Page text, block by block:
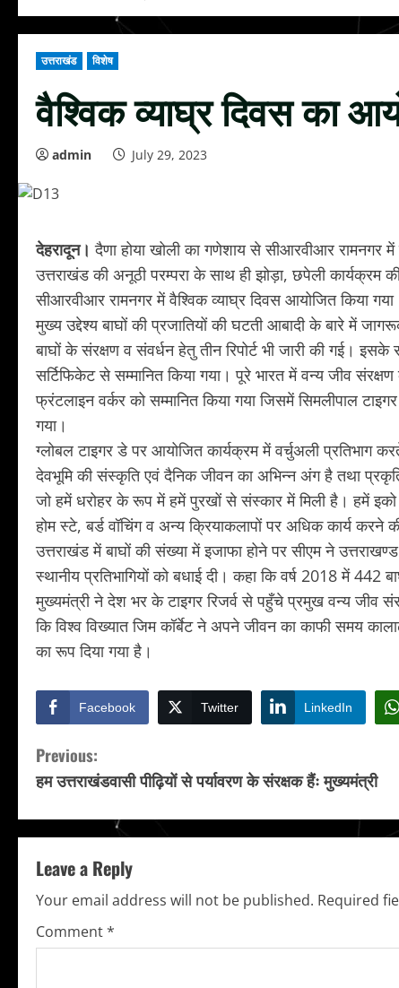
उत्तराखंड विशेष
वैश्विक व्याघ्र दिवस का
admin July 29, 2023
देहरादून। दैणा होया खोली का गणेशाय से सीआरवीआर
उत्तराखंड की अनूठी परम्परा के साथ ही झोड़ा, छपेली कार्यक्रम
सीआरवीआर रामनगर में वैश्विक व्याघ्र दिवस आयोजित किया
मुख्य उद्देश्य बाघों की प्रजातियों की घटती आबादी के बारे में
बाघों के संरक्षण व संवर्धन हेतु तीन रिपोर्ट भी जारी की गई।
सर्टिफिकेट से सम्मानित किया गया। पूरे भारत में वन्य जीव
फ्रंटलाइन वर्कर को सम्मानित किया गया जिसमें सिमलीपाल
गया।
ग्लोबल टाइगर डे पर आयोजित कार्यक्रम में वर्चुअली प्रतिभाग
देवभूमि की संस्कृति एवं दैनिक जीवन का अभिन्न अंग है तथा
जो हमें धरोहर के रूप में हमें पुरखों से संस्कार में मिली है। हमें इको
होम स्टे, बर्ड वॉचिंग व अन्य क्रियाकलापों पर अधिक कार्य करने
उत्तराखंड में बाघों की संख्या में इजाफा होने पर सीएम ने
स्थानीय प्रतिभागियों को बधाई दी। कहा कि वर्ष 2018 में
मुख्यमंत्री ने देश भर के टाइगर रिजर्व से पहुँचे प्रमुख वन्य जीव
कि विश्व विख्यात जिम कॉर्बेट ने अपने जीवन का काफी समय
का रूप दिया गया है।
Facebook Twitter LinkedIn
C
o
n
t
i
n
Previous:
हम उत्तराखंडवासी पीढ़ियों से पर्यावरण के संरक्षक हैंः मुख्यमंत्री
Leave a Reply
Your email address will not be published. Required
Comment*